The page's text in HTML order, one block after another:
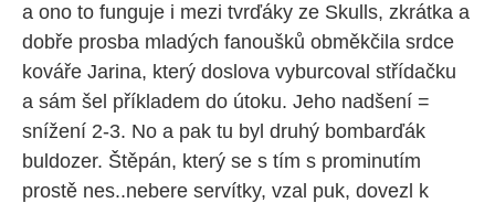
a ono to funguje i mezi tvrďáky ze Skulls, zkrátka a
dobře prosba mladých fanoušků obměkčila srdce
kováře Jarina, který doslova vyburcoval střídačku
a sám šel příkladem do útoku. Jeho nadšení =
snížení 2-3. No a pak tu byl druhý bombarďák
buldozer. Štěpán, který se s tím s prominutím
prostě nes..nebere servítky, vzal puk, dovezl k